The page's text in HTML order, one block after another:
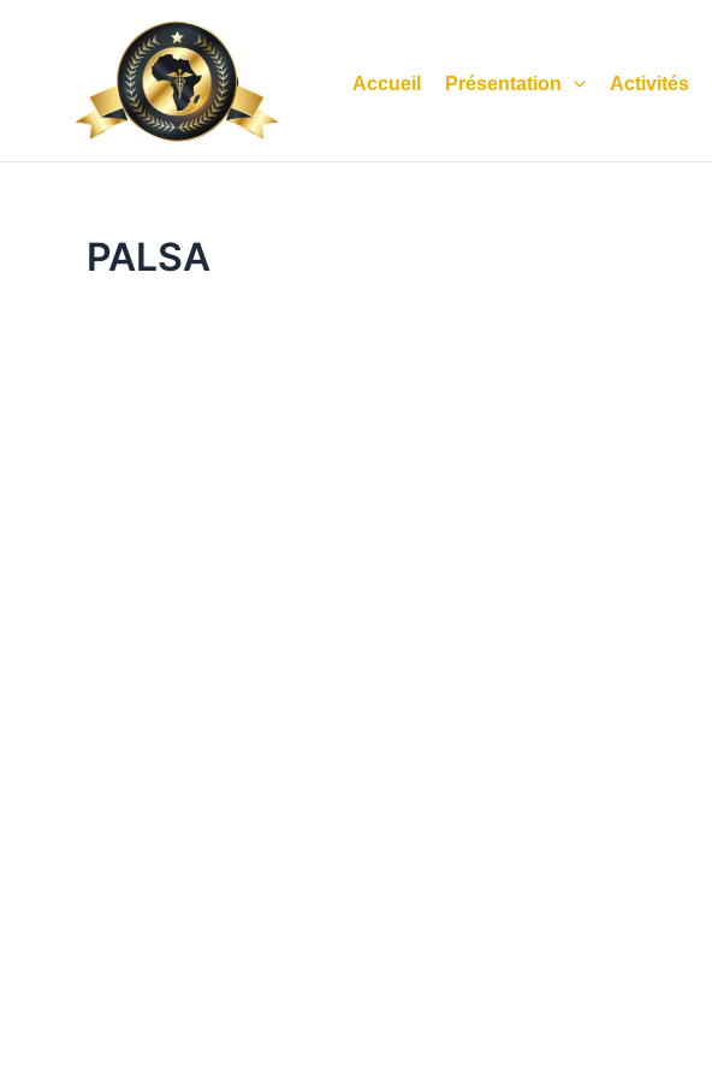
Accueil Présentation Activités
PALSA